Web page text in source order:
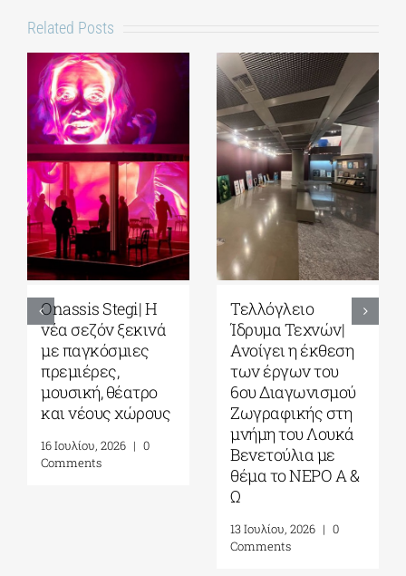
Related Posts
Park your Cinema
– Park your
Cinema Kids|
Σινεμά κάτω από
τα αστέρια στο
Πάρκο Σταύρος
Αύγουστος-
Full Moon
Sleepover παρέα
με το σινεμά του
Στίβεν
Σπίλμπεργκ στο
Κέντρο
Πολιτισμού
Ίδρυμα Σταύρος
Νιάρχος (ΚΠΙΣΝ)|
Τετάρτη 29 Ιουλίου
17 Ιουλίου, 2026